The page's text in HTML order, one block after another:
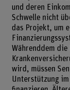
und deren
Schwelle nicht
das Projekt, um
Währenddem
wird, müssen
Unterstützung